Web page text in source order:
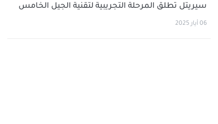
سيريتل تطلق المرحلة التجريبية لتقنية الجيل الخامس
06 أيار 2025